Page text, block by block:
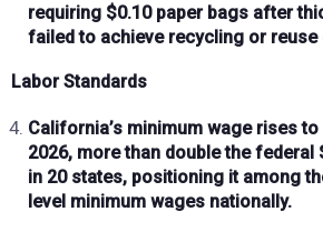
requiring $0.10 paper bags after
failed to achieve recycling or reuse
Labor Standards
California’s minimum wage rises to
2026, more than double the federal
in 20 states, positioning it among
level minimum wages nationally.